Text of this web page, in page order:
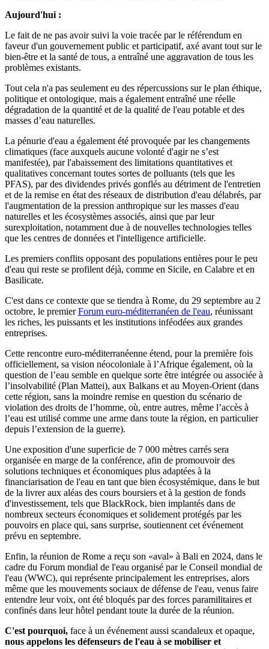
Aujourd'hui :
Le fait de ne pas avoir suivi la voie tracée par le référendum en
faveur d'un gouvernement public et participatif, axé avant tout sur le
bien-être et la santé de tous, a entraîné une aggravation de tous les
problèmes existants.
Tout cela n'a pas seulement eu des répercussions sur le plan éthique,
politique et ontologique, mais a également entraîné une réelle
dégradation de la quantité et de la qualité de l'eau potable et des
masses d’eau naturelles.
La pénurie d'eau a également été provoquée par les changements
climatiques (face auxquels aucune volonté d'agir ne s’est
manifestée), par l'abaissement des limitations quantitatives et
qualitatives concernant toutes sortes de polluants (tels que les
PFAS), par des dividendes privés gonflés au détriment de l'entretien
et de la remise en état des réseaux de distribution d'eau délabrés, par
l'augmentation de la pression anthropique sur les masses d'eau
naturelles et les écosystèmes associés, ainsi que par leur
surexploitation, notamment due à de nouvelles technologies telles
que les centres de données et l'intelligence artificielle.
Les premiers conflits opposant des populations entières pour le peu
d'eau qui reste se profilent déjà, comme en Sicile, en Calabre et en
Basilicate.
C'est dans ce contexte que se tiendra à Rome, du 29 septembre au 2
octobre, le premierForum euro-méditerranéen de l'eau, réunissant
les riches, les puissants et les institutions inféodées aux grandes
entreprises.
Cette rencontre euro-méditerranéenne étend, pour la première fois
officiellement, sa vision néocoloniale à l’Afrique également, où la
question de l’eau semble en quelque sorte être intégrée ou associée à
l’insolvabilité (Plan Mattei), aux Balkans et au Moyen-Orient (dans
cette région, sans la moindre remise en question du scénario de
violation des droits de l’homme, où, entre autres, même l’accès à
l’eau est utilisé comme une arme dans toute la région, en particulier
depuis l’extension de la guerre).
Une exposition d'une superficie de 7 000 mètres carrés sera
organisée en marge de la conférence, afin de promouvoir des
solutions techniques et économiques plus adaptées à la
financiarisation de l'eau en tant que bien écosystémique, dans le but
de la livrer aux aléas des cours boursiers et à la gestion de fonds
d'investissement, tels que BlackRock, bien implantés dans de
nombreux secteurs économiques et solidement protégés par les
pouvoirs en place qui, sans surprise, soutiennent cet événement
prévu en septembre.
Enfin, la réunion de Rome a reçu son «aval» à Bali en 2024, dans le
cadre du Forum mondial de l'eau organisé par le Conseil mondial de
l'eau (WWC), qui représente principalement les entreprises, alors
même que les mouvements sociaux de défense de l'eau, venus faire
entendre leur voix, ont été bloqués par des forces paramilitaires et
confinés dans leur hôtel pendant toute la durée de la réunion.
C'est pourquoi, face à un événement aussi scandaleux et opaque,
nous appelons les défenseurs de l'eau à se mobiliser et